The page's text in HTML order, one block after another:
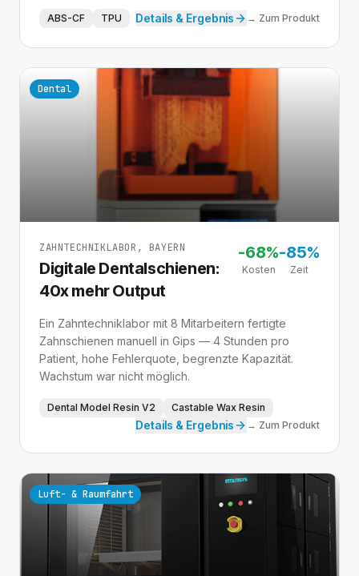
ABS-CF TPU Details & Ergebnis → Zum Produkt
Dental
ZAHNTECHNIKLABOR, BAYERN
Digitale Dentalschienen:
40x mehr Output
-68%
Kosten
-85%
Zeit
Ein Zahntechniklabor mit 8 Mitarbeitern fertigte
Zahnschienen manuell in Gips — 4 Stunden pro
Patient, hohe Fehlerquote, begrenzte Kapazität.
Wachstum war nicht möglich.
Dental Model Resin V2 Castable Wax Resin
Details & Ergebnis → Zum Produkt
Luft- & Raumfahrt